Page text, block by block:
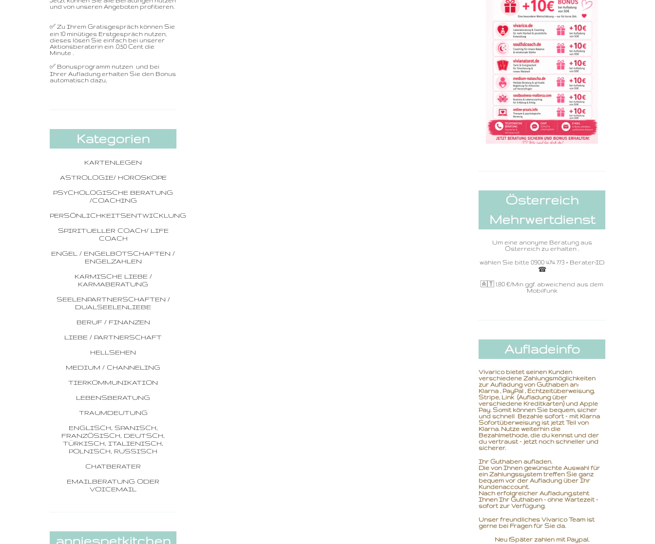
und von unseren Angeboten profitieren.
✅ Zu Ihrem Gratisgespräch können Sie
ein 10 minütiges Erstgespräch nutzen,
dieses lösen Sie einfach bei unserer
Aktionsberaterin ein .0,50 Cent die
Minute .
✅ Bonusprogramm nutzen und bei
Ihrer Aufladung erhalten Sie den Bonus
automatisch dazu,
Kategorien
KARTENLEGEN
ASTROLOGIE/ HOROSKOPE
PSYCHOLOGISCHE BERATUNG
/COACHING
PERSÖNLICHKEITSENTWICKLUNG
SPIRITUELLER COACH/ LIFE
COACH
ENGEL / ENGELBOTSCHAFTEN /
ENGELZAHLEN
KARMISCHE LIEBE /
KARMABERATUNG
SEELENPARTNERSCHAFTEN /
DUALSEELENLIEBE
BERUF / FINANZEN
LIEBE / PARTNERSCHAFT
HELLSEHEN
MEDIUM / CHANNELING
TIERKOMMUNIKATION
LEBENSBERATUNG
TRAUMDEUTUNG
ENGLISCH, SPANISCH,
FRANZÖSISCH, DEUTSCH,
TÜRKISCH, ITALIENISCH,
POLNISCH, RUSSISCH
CHATBERATER
EMAILBERATUNG ODER
VOICEMAIL
anniespetkitchen
Österreich
Mehrwertdienst
Um eine anonyme Beratung aus
Österreich zu erhalten ,
wählen Sie bitte 0900 474 773 + Berater-ID
☎ ️
🇦🇹 1,80 €/Min ggf. abweichend aus dem
Mobilfunk
Aufladeinfo
Vivarico bietet seinen Kunden
verschiedene Zahlungsmöglichkeiten
zur Aufladung von Guthaben an:
Klarna , PayPal , Echtzeitüberweisung,
Stripe, Link (Aufladung über
verschiedene Kreditkarten) und Apple
Pay. Somit können Sie bequem, sicher
und schnell Bezahle sofort – mit Klarna
Sofortüberweisung ist jetzt Teil von
Klarna. Nutze weiterhin die
Bezahlmethode, die du kennst und der
du vertraust – jetzt noch schneller und
sicherer.
Ihr Guthaben aufladen.
Die von Ihnen gewünschte Auswahl für
ein Zahlungssystem treffen Sie ganz
bequem vor der Aufladung über Ihr
Kundenaccount.
Nach erfolgreicher Aufladung,steht
Ihnen Ihr Guthaben - ohne Wartezeit -
sofort zur Verfügung.
Unser freundliches Vivarico Team ist
gerne bei Fragen für Sie da.
Neu !Später zahlen mit Paypal,